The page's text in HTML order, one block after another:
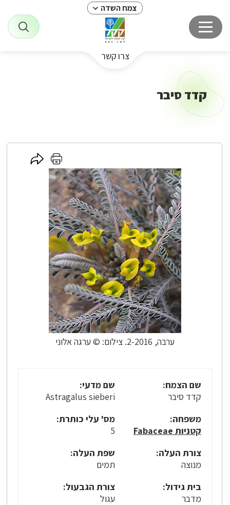
צמח השדה
צרו קשר
קדד סיבר
ערבה, 2-2016. צילום: © ערגה אלוני
לחץ
לחץ
כאן
לשיתוף
שם הצמח:
קדד סיבר
שם מדעי:
Astragalus sieberi
משפחה:
קטניות Fabaceae
מס' עלי כותרת:
5
צורת העלה:
מנוצה
שפת העלה:
תמים
בית גידול:
מדבר
צורת הגבעול:
עגול